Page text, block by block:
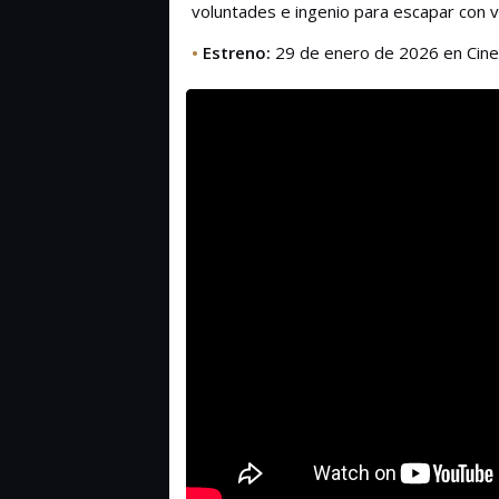
voluntades e ingenio para escapar con
• Estreno: 29 de enero de 2026 en